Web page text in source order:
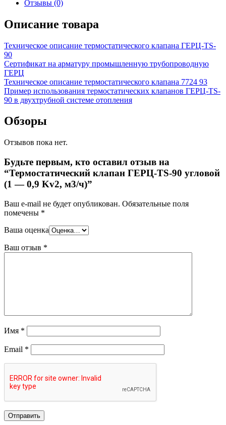
Отзывы (0)
Описание товара
Техническое описание термостатического клапана ГЕРЦ-TS-
90
Сертификат на арматуру промышленную трубопроводную
ГЕРЦ
Техническое описание термостатического клапана 7724 93
Пример использования термостатических клапанов ГЕРЦ-TS-
90 в двухтрубной системе отопления
Обзоры
Отзывов пока нет.
Будьте первым, кто оставил отзыв на
“Термостатический клапан ГЕРЦ-TS-90 угловой
(1 — 0,9 Kv2, м3/ч)”
Ваш e-mail не будет опубликован. Обязательные поля
помечены *
Ваша оценка
Ваш отзыв *
Имя *
Email *